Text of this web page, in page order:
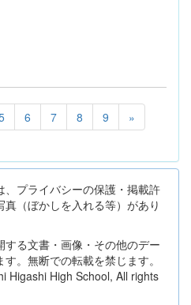
6 7 8 9 »
プライバシーの保護・掲載許
（ぼかしを入れる等）があり
る文書・画像・その他のデー
。無断での転載を禁じます。
Higashi High School, All rights